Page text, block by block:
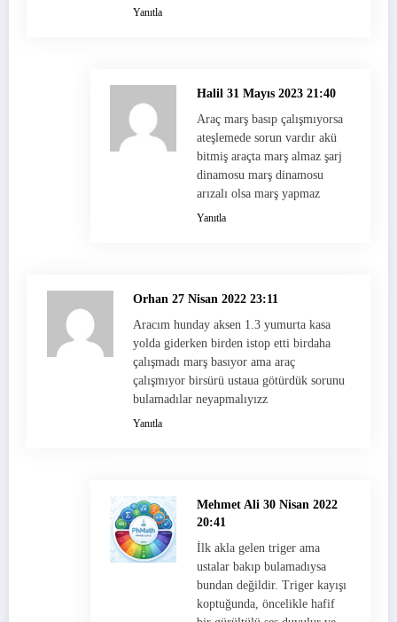
Yanıtla
Halil 31 Mayıs 2023 21:40
Araç marş basıp çalışmıyorsa
ateşlemede sorun vardır akü
bitmiş araçta marş almaz şarj
dinamosu marş dinamosu
arızalı olsa marş yapmaz
Yanıtla
Orhan 27 Nisan 2022 23:11
Aracım hunday aksen 1.3 yumurta kasa
yolda giderken birden istop etti birdaha
çalışmadı marş basıyor ama araç
çalışmıyor birsürü ustaua götürdük sorunu
bulamadılar neyapmalıyızz
Yanıtla
Mehmet Ali 30 Nisan 2022
20:41
İlk akla gelen triger ama
ustalar bakıp bulamadıysa
bundan değildir. Triger kayışı
koptuğunda, öncelikle hafif